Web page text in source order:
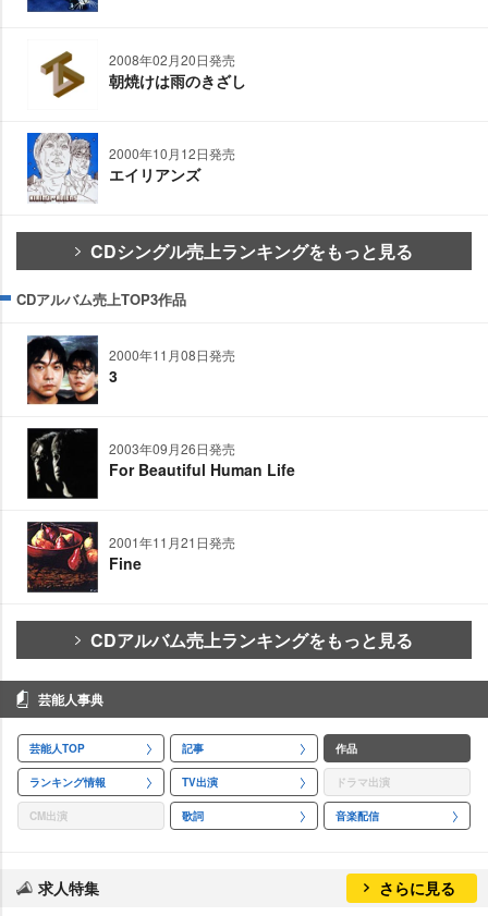
2008年02月20日発売
朝焼けは雨のきざし
2000年10月12日発売
エイリアンズ
CDシングル売上ランキングをもっと見る
CDアルバム売上TOP3作品
2000年11月08日発売
3
2003年09月26日発売
For Beautiful Human Life
2001年11月21日発売
Fine
CDアルバム売上ランキングをもっと見る
芸能人事典
芸能人TOP 記事 作品
ランキング情報 TV出演 ドラマ出演
CM出演 歌詞 音楽配信
求人特集 さらに見る